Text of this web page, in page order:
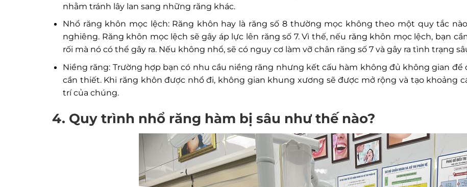
nhằm tránh lây lan sang những răng khác.
Nhổ răng khôn mọc lệch: Răng khôn hay là răng số 8 thường mọc không theo một quy tắc
nghiêng. Răng khôn mọc lệch sẽ gây áp lực lên răng số 7. Vì thế, nếu răng khôn mọc lệch, bạn
rối mà nó có thể gây ra. Nếu không nhổ, sẽ có nguy cơ làm vỡ chân răng số 7 và gây ra tình trạng
Niềng răng: Trường hợp bạn có nhu cầu niềng răng nhưng kết cấu hàm không đủ không gian
cần thiết. Khi răng khôn được nhổ đi, không gian khung xương sẽ được mở rộng và tạo khoảng
trí của chúng.
4. Quy trình nhổ răng hàm bị sâu như thế nào?